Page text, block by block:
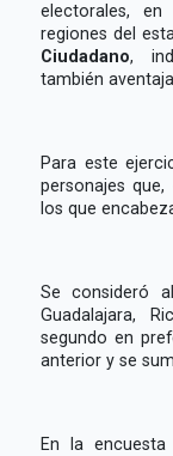
electorales,
regiones del
Ciudadano,
también
Para este
personajes
los que
Se consideró
Guadalajara,
segundo en
anterior y se
En la